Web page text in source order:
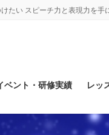
たい スピーチ力と表現力を手
ベント・研修実績 レッ